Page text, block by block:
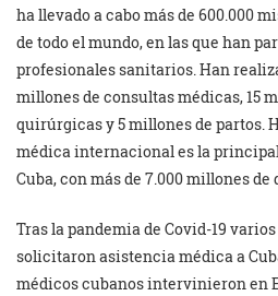
ha llevado a cabo más de 600.000
de todo el mundo, en las que han
profesionales sanitarios. Han
millones de consultas médicas, 15
quirúrgicas y 5 millones de partos.
médica internacional es la
Cuba, con más de 7.000 millones de
Tras la pandemia de Covid-19
solicitaron asistencia médica a
médicos cubanos intervinieron en